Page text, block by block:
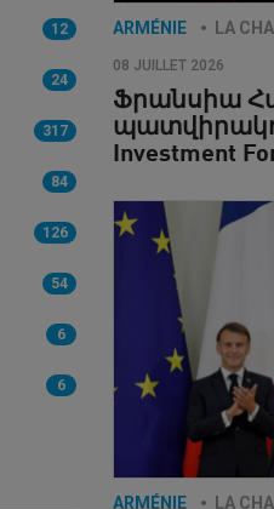
12
24
317
84
126
54
6
6
ARMÉNIE LA
08 JUILLET 2026
Ֆրանսիա
Investment
ARMÉNIE LA